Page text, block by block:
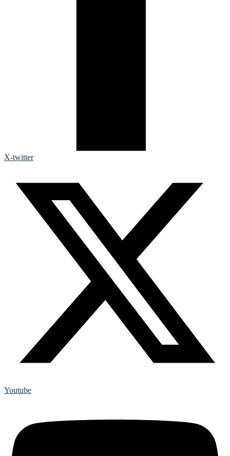
X-twitter
Youtube